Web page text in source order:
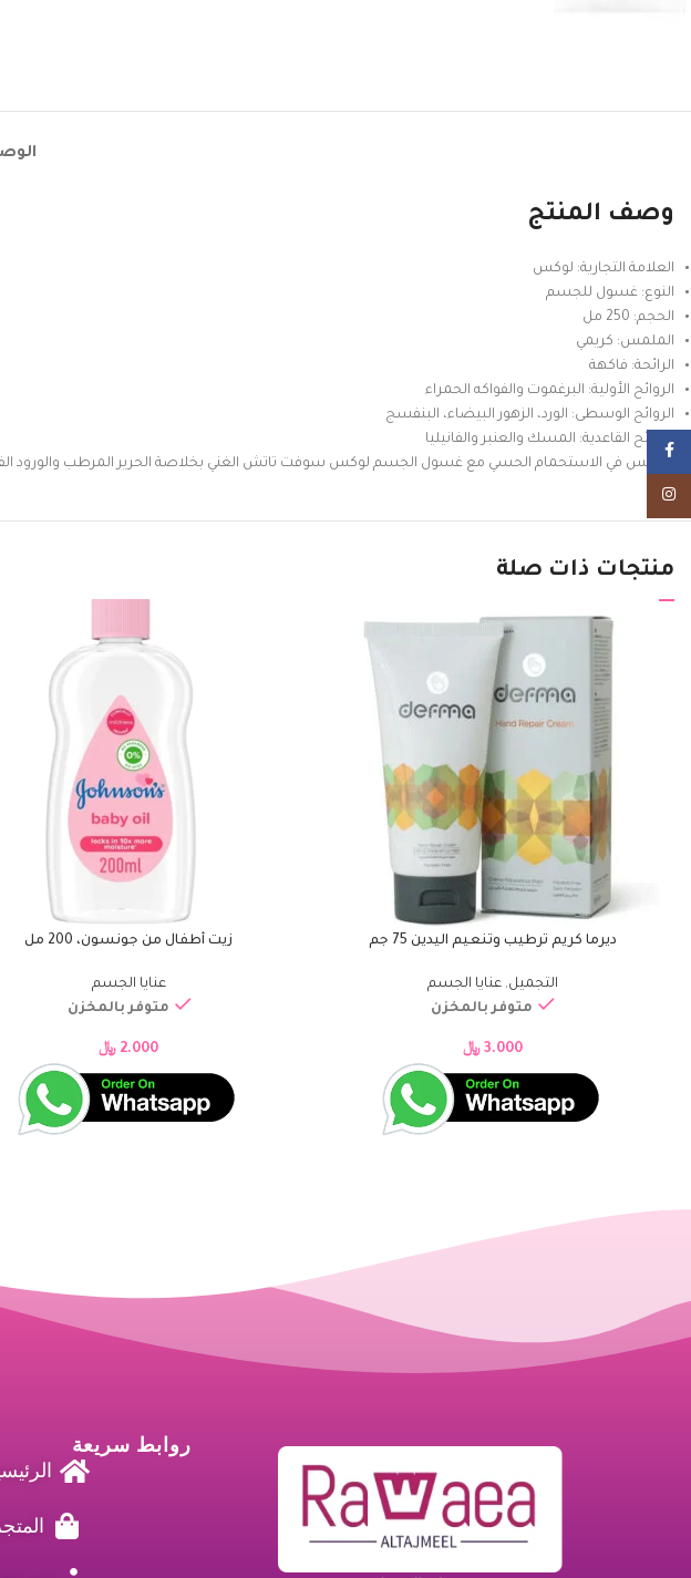
وصف المنتج
العلامة التجارية: لوكس
النوع: غسول للجسم
الحجم: 250 مل
الملمس: كريمي
الرائحة: فاكهة
الروائح الأولية: البرغموت والفواكه الحمراء
الروائح الوسطى: الورد، الزهور البيضاء، البنفسج
الروائح القاعدية: المسك والعنبر والفانيليا
انغمس في الاستحمام الحسي مع غسول الجسم لوكس سوفت تاتش الغني بخلاصة الحرير المرطب والورود
منتجات ذات صلة
إضافة إلى السلة
ديرما كريم ترطيب وتنعيم اليدين 75 جم
التجميل,عنايا الجسم
متوفر بالمخزن
3.000 ﷼
إضافة إلى السلةزيت أطفال من جونسون، 200 مل
عنايا الجسم
متوفر بالمخزن
2.000 ﷼
روابط سريعة
Facebook